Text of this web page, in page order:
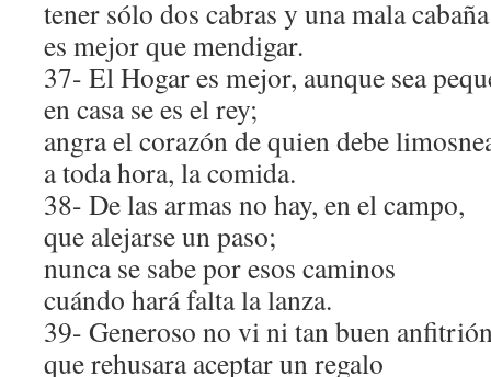
tener sólo dos cabras y una mala cabaña
es mejor que mendigar.
37- El Hogar es mejor, aunque sea
en casa se es el rey;
angra el corazón de quien debe
a toda hora, la comida.
38- De las armas no hay, en el campo,
que alejarse un paso;
nunca se sabe por esos caminos
cuándo hará falta la lanza.
39- Generoso no vi ni tan buen
que rehusara aceptar un regalo